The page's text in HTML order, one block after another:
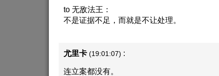
to 无敌法王：
不是证据不足，而就是不让处理。
尤里卡 (19:01:07) :
连立案都没有。